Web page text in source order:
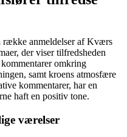
anmeldelser af Kværs
der viser tilfredsheden
omkring
samt kroens atmosfære
kommentarer, har en
haft en positiv tone.
værelser